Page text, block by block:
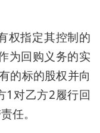
权指定其控制的
为回购义务的实
的标的股权并向
1对乙方2履行回
任。